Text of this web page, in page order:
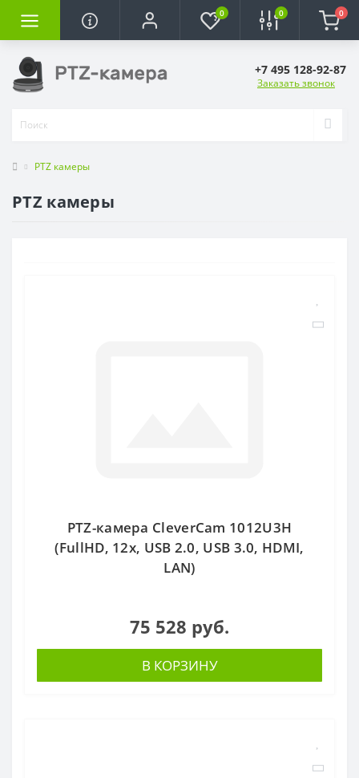
0 0 0
+7 495 128-92-87
Заказать звонок
PTZ камеры
PTZ камеры
PTZ-камера CleverCam 1012U3H
(FullHD, 12x, USB 2.0, USB 3.0, HDMI,
LAN)
75 528 руб.
В КОРЗИНУ